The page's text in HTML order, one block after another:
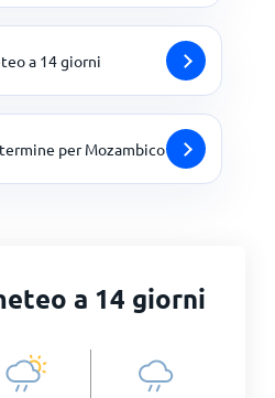
a 14 giorni
per Mozambico
a 14 giorni